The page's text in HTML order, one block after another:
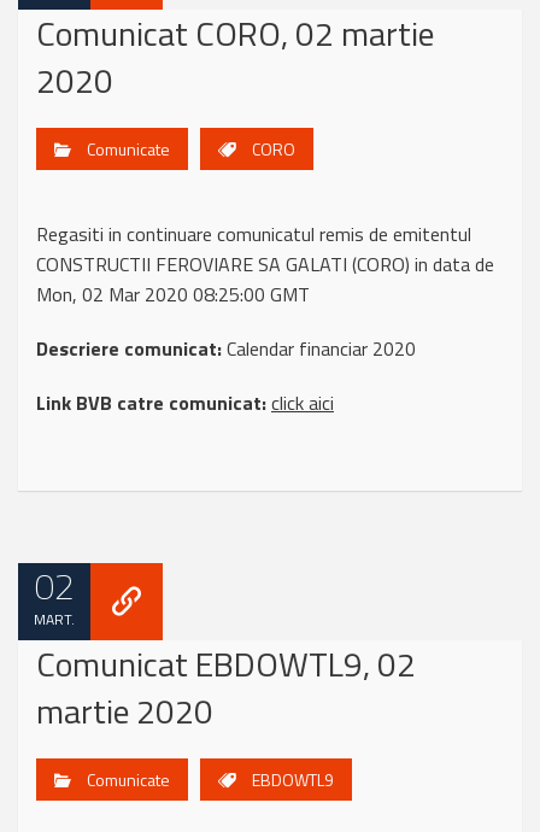
Comunicat CORO, 02 martie
2020
Comunicate CORO
Regasiti in continuare comunicatul remis de emitentul
CONSTRUCTII FEROVIARE SA GALATI (CORO) in data de
Mon, 02 Mar 2020 08:25:00 GMT
Descriere comunicat:Calendar financiar 2020
Link BVB catre comunicat:click aici
02
MART.
Comunicat EBDOWTL9, 02
martie 2020
Comunicate EBDOWTL9